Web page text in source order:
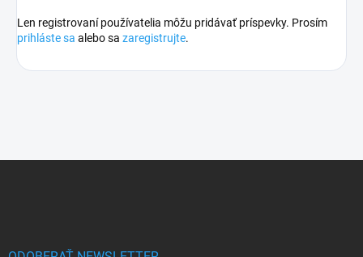
Len registrovaní používatelia môžu pridávať príspevky. Prosím
prihláste sa alebo sa zaregistrujte.